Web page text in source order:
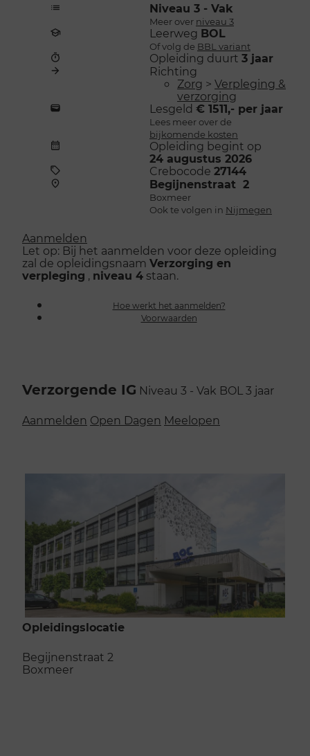
Niveau 3 - Vak
Meer over niveau 3
Leerweg BOL
Of volg de BBL variant
Opleiding duurt 3 jaar
Richting
Zorg > Verpleging &
verzorging
Lesgeld € 1511,- per jaar
Lees meer over de
bijkomende kosten
Opleiding begint op
24 augustus 2026
Crebocode 27144
Begijnenstraat 2
Boxmeer
Ook te volgen in Nijmegen
Aanmelden
Let op: Bij het aanmelden voor deze opleiding
zal de opleidingsnaam Verzorging en
verpleging , niveau 4 staan.
Hoe werkt het aanmelden?
Voorwaarden
Verzorgende IG Niveau 3 - Vak BOL 3 jaar
Aanmelden Open Dagen Meelopen
Opleidingslocatie
Begijnenstraat 2
Boxmeer